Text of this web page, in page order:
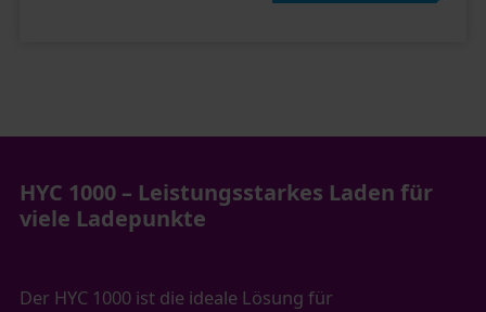
HYC 1000 – Leistungsstarkes Laden für
viele Ladepunkte
Der HYC 1000 ist die ideale Lösung für